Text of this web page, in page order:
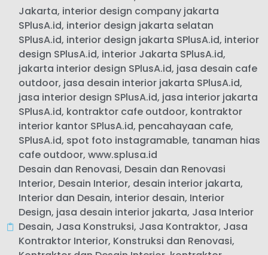
Jakarta, interior design company jakarta
SPlusA.id, interior design jakarta selatan
SPlusA.id, interior design jakarta SPlusA.id, interior
design SPlusA.id, interior Jakarta SPlusA.id,
jakarta interior design SPlusA.id, jasa desain cafe
outdoor, jasa desain interior jakarta SPlusA.id,
jasa interior design SPlusA.id, jasa interior jakarta
SPlusA.id, kontraktor cafe outdoor, kontraktor
interior kantor SPlusA.id, pencahayaan cafe,
SPlusA.id, spot foto instagramable, tanaman hias
cafe outdoor, www.splusa.id
Desain dan Renovasi, Desain dan Renovasi
Interior, Desain Interior, desain interior jakarta,
Interior dan Desain, interior desain, Interior
Design, jasa desain interior jakarta, Jasa Interior
Desain, Jasa Konstruksi, Jasa Kontraktor, Jasa
Kontraktor Interior, Konstruksi dan Renovasi,